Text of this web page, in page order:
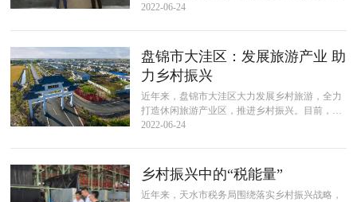
自治州调研产业发展、乡村振兴等工作。他强
2022-06-24
盘锦市大洼区：发展旅游产业 助
力乡村振兴
近年来，盘锦市大洼区大力发展乡村旅游，全力
打造休闲旅游产业区，推进乡村振兴。目前，盘
锦市大洼区已跻身“全国休闲农业与乡村旅游示范
2022-06-24
乡村振兴中的“税能量”
近年来，天水市税务局围绕落实乡村振兴战略，